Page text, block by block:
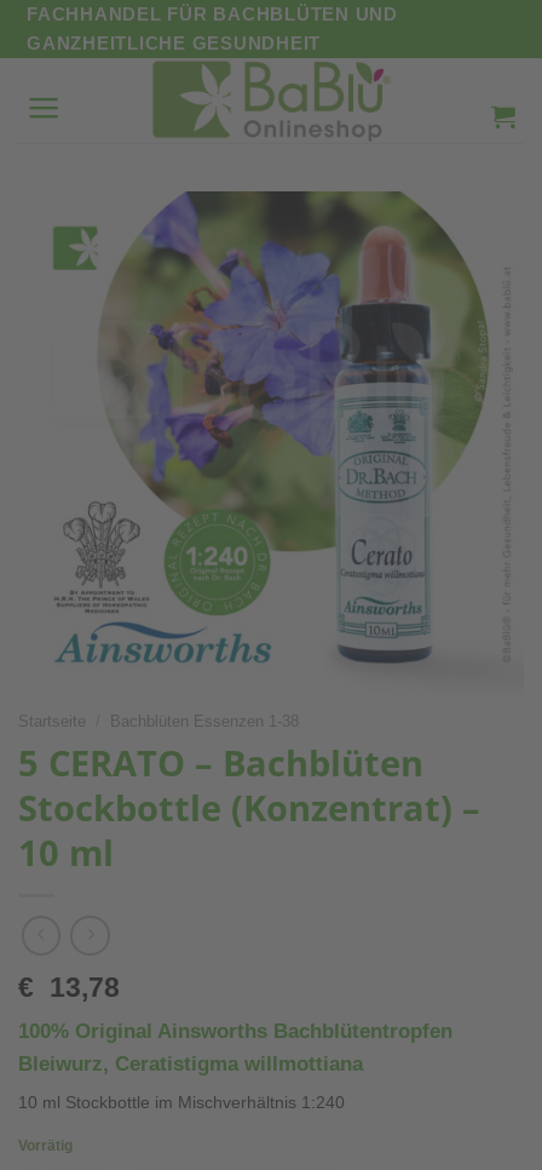
Zum
Inhalt
FACHHANDEL FÜR BACHBLÜTEN UND
GANZHEITLICHE GESUNDHEIT
Startseite Bachblüten Essenzen 1-38
5 CERATO – Bachblüten
Stockbottle (Konzentrat) –
10 ml
€ 13,78
100% Original Ainsworths Bachblütentropfen
Bleiwurz, Ceratistigma willmottiana
10 ml Stockbottle im Mischverhältnis 1:240
Vorrätig